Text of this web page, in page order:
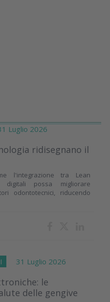
Luglio 2026
ridisegnano il
l'integrazione tra Lean
digitali possa migliorare
odontotecnici, riducendo
31 Luglio 2026
le
delle gengive